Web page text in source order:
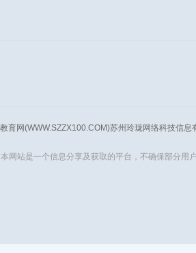
育网(WWW.SZZX100.COM)苏州玲珑网络科技信
本网站是一个信息分享及获取的平台，不确保部分用